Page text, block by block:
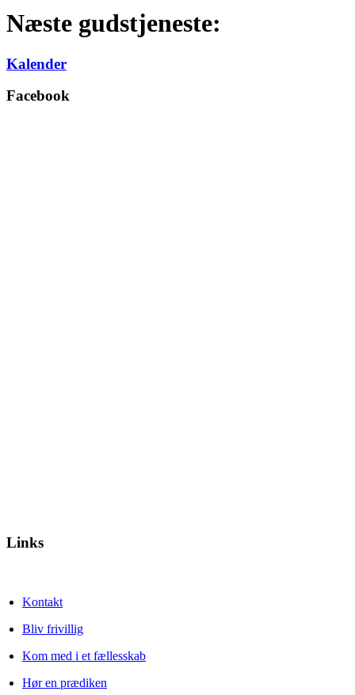
Næste gudstjeneste:
Kalender
Facebook
Links
Kontakt
Bliv frivillig
Kom med i et fællesskab
Hør en prædiken